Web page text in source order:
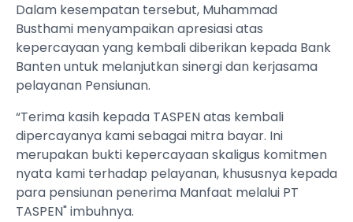
Dalam kesempatan tersebut, Muhammad
Busthami menyampaikan apresiasi atas
kepercayaan yang kembali diberikan kepada Bank
Banten untuk melanjutkan sinergi dan kerjasama
pelayanan Pensiunan.
“Terima kasih kepada TASPEN atas kembali
dipercayanya kami sebagai mitra bayar. Ini
merupakan bukti kepercayaan skaligus komitmen
nyata kami terhadap pelayanan, khususnya kepada
para pensiunan penerima Manfaat melalui PT
TASPEN" imbuhnya.